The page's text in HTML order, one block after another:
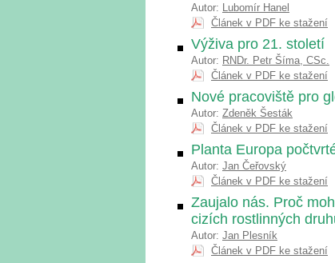
Autor: Lubomír Hanel
Článek v PDF ke stažení
Výživa pro 21. století
Autor: RNDr. Petr Šíma, CSc.
Článek v PDF ke stažení
Nové pracoviště pro
Autor: Zdeněk Šesták
Článek v PDF ke stažení
Planta Europa
Autor: Jan Čeřovský
Článek v PDF ke stažení
Zaujalo nás. Proč
cizích rostlinných
Autor: Jan Plesník
Článek v PDF ke stažení